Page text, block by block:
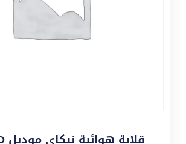
قلاية هوائية نيكاي موديل NAF999D